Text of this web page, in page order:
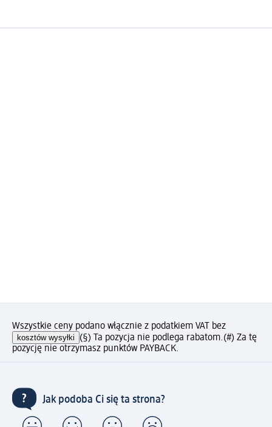
Wszystkie ceny podano włącznie z podatkiem VAT bez
kosztów wysyłki (§) Ta pozycja nie podlega rabatom.(#) Za tę
pozycję nie otrzymasz punktów PAYBACK.
Jak podoba Ci się ta strona?